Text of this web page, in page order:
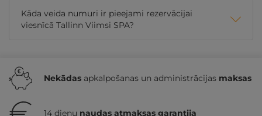
Kāda veida numuri ir pieejami rezervācijai
viesnīcā Tallinn Viimsi SPA?
Nekādas apkalpošanas un administrācijas maksas
14 dienu naudas atmaksas garantija